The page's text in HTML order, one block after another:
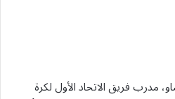
مدرب فريق الاتحاد الأول لكرة